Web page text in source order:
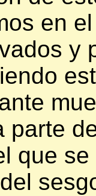
en
y
parte
que